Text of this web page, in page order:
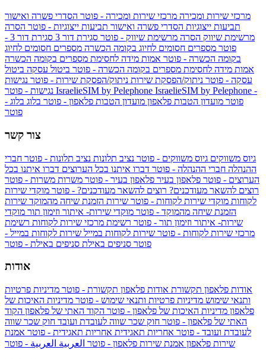
מרכזי שירות ומכירה מרכזי שירות ומכירה - פוטר הסדרי פשרה ואישור
תביעות ייצוגיות הסדרי פשרה ואישור תביעות ייצוגיות - פוטר הסרה
מרשימת שיווק הסרה מרשימת שיווק - פוטר סגירת דור 3
סגירת דור 3 -
פוטר מספרים חסומים לחיוג בקומה הכשרה מספרים חסומים לחיוג
בקומה הכשרה - פוטר אמות מידה לחסימת מספרים בקומה הכשרה
אמות מידה לחסימת מספרים בקומה הכשרה - פוטר ביטול עסקה ביטול
עסקה - פוטר ניתוק/הפסקת שירות ניתוק/הפסקת שירות - פוטר נגישות
IsraelieSIM by Pelephone IsraelieSIM by Pelephone -
פוטר מועדון הטבות פלאפון מועדון הטבות פלאפון - פוטר בלוג בלוג -
פוטר
צור קשר
גיוס משווקים גיוס משווקים - פוטר נציב תלונות נציב תלונות - פוטר חברי
ההנהלה חברי ההנהלה - פוטר דברו איתנו בכל הערוצים דברו איתנו בכל
הערוצים - פוטר פלאפון בעיר פלאפון בעיר - פוטר משרות משרות - פוטר
רוצים להשאר מעודכנים? רוצים להשאר מעודכנים? - פוטר מוקדי שירות
לקוחות מוקדי שירות לקוחות - פוטר שירות הזמנת שיחה מהמוקד שירות
הזמנת שיחה מהמוקד - פוטר מוקדי שירות- איתור וזימון תור מוקדי
שירות- איתור וזימון תור - פוטר רשימת מרכזי שירות לקוחות רשימת
מרכזי שירות לקוחות - פוטר שירות לקוחות במייל שירות לקוחות במייל -
פוטר סניפים באילת סניפים באילת - פוטר
אודות
אודות פלאפון תקשורת אודות פלאפון תקשורת - פוטר מדיניות פרטיות
ותנאי שימוש מדיניות פרטיות ותנאי שימוש - פוטר מדיניות האיכות של
פלאפון מדיניות האיכות של פלאפון - פוטר הקוד האתי של פלאפון הקוד
האתי של פלאפון - פוטר חוק שכר שווה לעובדת ועובד חוק שכר שווה
לעובדת ועובד - פוטר אחריות תאגידית אחריות תאגידית - פוטר אמנת
שירות פלאפון אמנת שירות פלאפון - פוטר العربية العربية - פוטר